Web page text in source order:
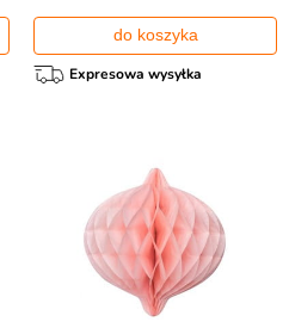
do koszyka
Expresowa wysyłka